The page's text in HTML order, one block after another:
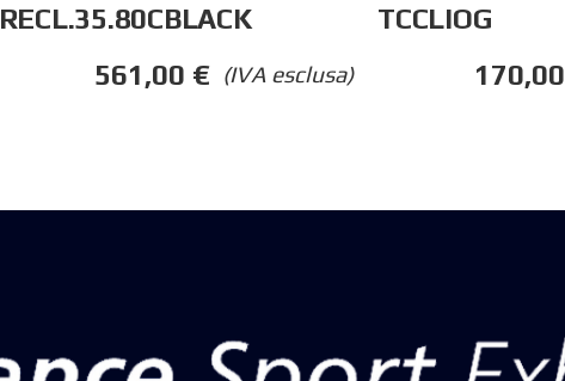
RECL.35.80CBLACK
(IVA esclusa)
561,00 €
TCCLIOG
170,00